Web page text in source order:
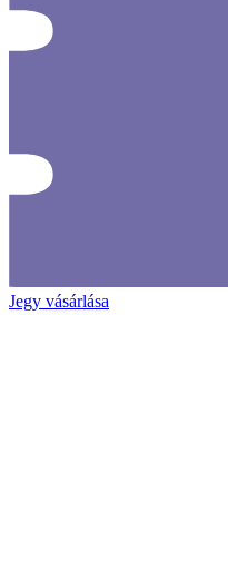
Jegy vásárlása